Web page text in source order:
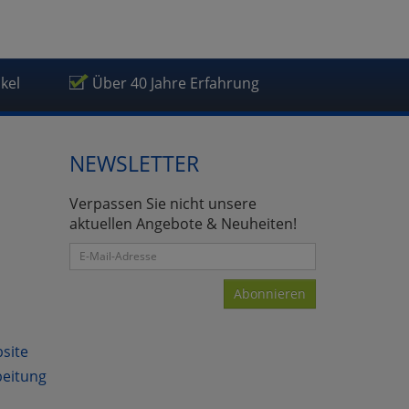
Über 40 Jahre Erfahrung
NEWSLETTER
Verpassen Sie nicht unsere
aktuellen Angebote & Neuheiten!
Abonnieren